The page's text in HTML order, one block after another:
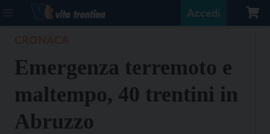
Accedi
Emergenza terremoto e
maltempo, 40 trentini in
Abruzzo